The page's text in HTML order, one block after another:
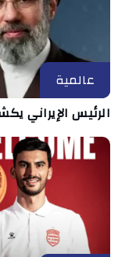
عالمية
الرئيس الإيراني